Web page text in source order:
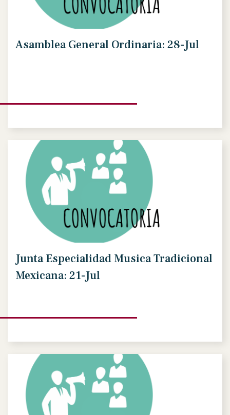
Asamblea General Ordinaria: 28-Jul
Junta Especialidad Musica Tradicional
Mexicana: 21-Jul